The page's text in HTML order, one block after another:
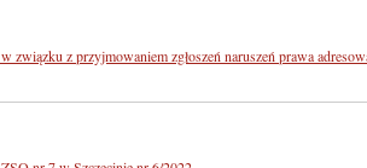
związku z przyjmowaniem zgłoszeń naruszeń prawa